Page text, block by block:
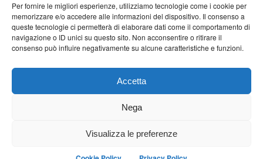
Per fornire le migliori esperienze, utilizziamo tecnologie come i cookie per
memorizzare e/o accedere alle informazioni del dispositivo. Il consenso a
queste tecnologie ci permetterà di elaborare dati come il comportamento di
navigazione o ID unici su questo sito. Non acconsentire o ritirare il
consenso può influire negativamente su alcune caratteristiche e funzioni.
Accetta
Nega
Visualizza le preferenze
NAVIGA PER
Mappa completa
Cookie Policy (UE)
Iscriviti alla Community AziendaCondominio